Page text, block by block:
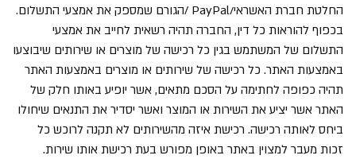
החלטת חברת האשראי/PayPal /הגורם שמספק את אמצעי התשלום.
בכפוף להוראות כל דין, החברה תהיה רשאית לחייב את אמצעי
התשלום של המשתמש בגין כל רכישה של מוצרים או שירותים שיבוצעו
באמצעות האתר. כל רכישה של שירותים או מוצרים באמצעות האתר
תהיה כפופה לחתימה על הסכם מתאים, אשר יופיע באותו חלק של
האתר אשר יציע את השירות או המוצר ואשר יסדיר את התנאים שיחולו
ביחס לאותה רכישה. רכישת איזה מהשירותים לא תקנה לרוכש כל
זכות מעבר למצוין באתר באופן מפורש בעת רכישת אותו שירות.